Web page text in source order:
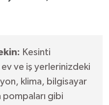
Kesinti
ve iş yerlerinizdeki
klima, bilgisayar
pompaları gibi